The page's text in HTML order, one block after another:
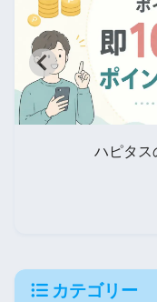
ハピタス
カテゴリー